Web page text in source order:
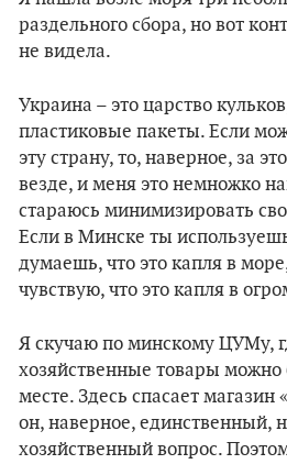
раздельного сбора, но вот
не видела.
Украина – это царство
пластиковые пакеты. Если
эту страну, то, наверное, за
везде, и меня это немножко
стараюсь минимизировать
Если в Минске ты
думаешь, что это капля в
чувствую, что это капля в
Я скучаю по минскому ЦУМу,
хозяйственные товары
месте. Здесь спасает магазин
он, наверное, единственный,
хозяйственный вопрос.